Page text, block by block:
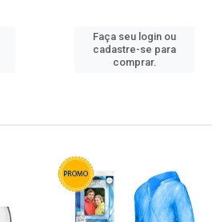
Faça seu login ou
cadastre-se para
comprar.